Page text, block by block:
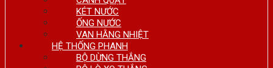
KÉT NƯỚC
ỐNG NƯỚC
VAN HẰNG NHIỆT
HỆ THỐNG PHANH
BỘ DỪNG THẮNG